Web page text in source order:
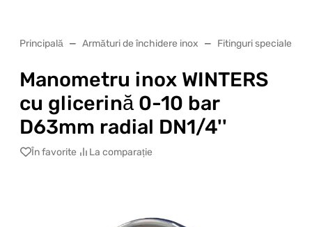
Principală Armături de închidere inox Fitinguri speciale
Manometru inox WINTERS
cu glicerină 0-10 bar
D63mm radial DN1/4''
În favorite La comparație